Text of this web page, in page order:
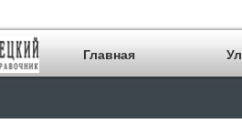
Главная